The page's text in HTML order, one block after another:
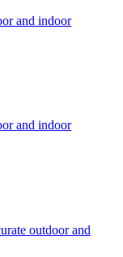
and indoor
and indoor
outdoor and